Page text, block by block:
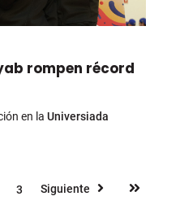
rompen récord
en laUniversiada
3 Siguiente